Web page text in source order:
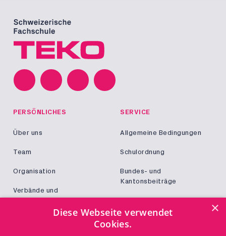
PERSÖNLICHES
Über uns
Team
Organisation
Verbände und
SERVICE
Allgemeine Bedingungen
Schulordnung
Bundes- und
Kantonsbeiträge
×
Diese Webseite verwendet
Cookies.